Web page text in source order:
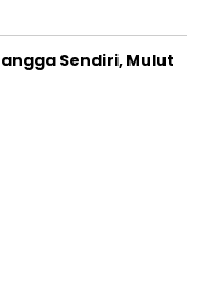
Sendiri, Mulut